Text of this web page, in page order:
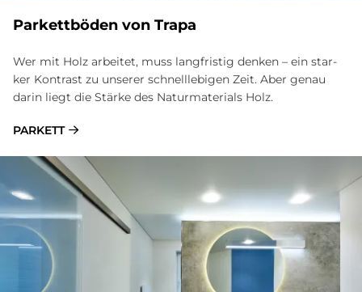
Par­kett­bö­den von Tra­pa
Wer mit Holz ar­bei­tet, muss lang­fri­stig den­ken – ein star­
ker Kon­trast zu un­se­rer schnelllebi­gen Zeit. Aber ge­nau
darin lie­gt die Stär­ke des Na­tur­ma­te­ri­als Holz.
PARKETT